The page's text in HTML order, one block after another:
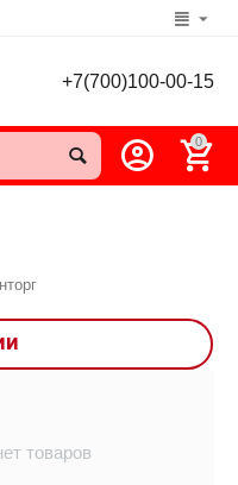
+7(700)100-00-15
0
товаров